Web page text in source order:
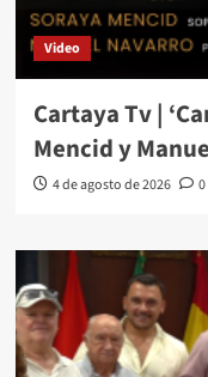
Video
Cartaya Tv |
Mencid y
4 de agosto de 2026 0